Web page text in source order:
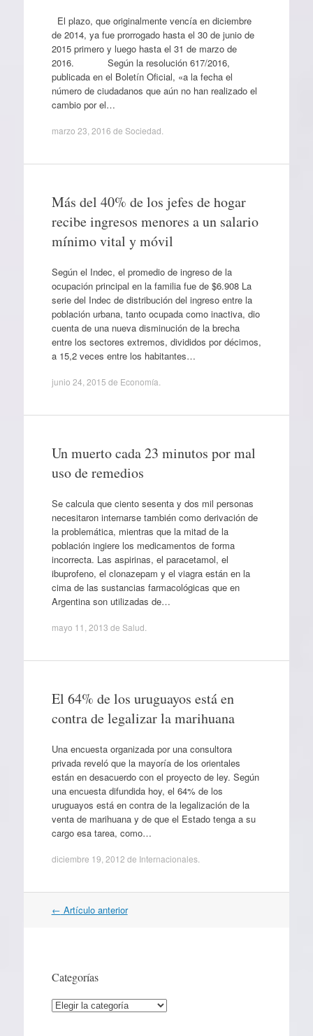
El plazo, que originalmente vencía en diciembre
de 2014, ya fue prorrogado hasta el 30 de junio de
2015 primero y luego hasta el 31 de marzo de
2016. Según la resolución 617/2016,
publicada en el Boletín Oficial, «a la fecha el
número de ciudadanos que aún no han realizado el
cambio por el…
marzo 23, 2016 de Sociedad
Más del 40% de los jefes de hogar
recibe ingresos menores a un salario
mínimo vital y móvil
Según el Indec, el promedio de ingreso de la
ocupación principal en la familia fue de $6.908 La
serie del Indec de distribución del ingreso entre la
población urbana, tanto ocupada como inactiva, dio
cuenta de una nueva disminución de la brecha
entre los sectores extremos, divididos por décimos,
a 15,2 veces entre los habitantes…
junio 24, 2015 de Economía
Un muerto cada 23 minutos por mal
uso de remedios
Se calcula que ciento sesenta y dos mil personas
necesitaron internarse también como derivación de
la problemática, mientras que la mitad de la
población ingiere los medicamentos de forma
incorrecta. Las aspirinas, el paracetamol, el
ibuprofeno, el clonazepam y el viagra están en la
cima de las sustancias farmacológicas que en
Argentina son utilizadas de…
mayo 11, 2013 de Salud
El 64% de los uruguayos está en
contra de legalizar la marihuana
Una encuesta organizada por una consultora
privada reveló que la mayoría de los orientales
están en desacuerdo con el proyecto de ley. Según
una encuesta difundida hoy, el 64% de los
uruguayos está en contra de la legalización de la
venta de marihuana y de que el Estado tenga a su
cargo esa tarea, como…
diciembre 19, 2012 de Internacionales.
Navegación
← Artículo anterior
Categorías
Categorías